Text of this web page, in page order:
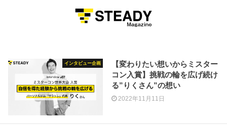
インタビュー企画
【変わりたい想いからミスター
コン入賞】挑戦の輪を広げ続け
る”りくさん”の想い
2022年11月11日